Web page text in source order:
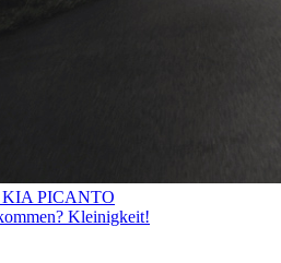
PICANTO
Kleinigkeit!